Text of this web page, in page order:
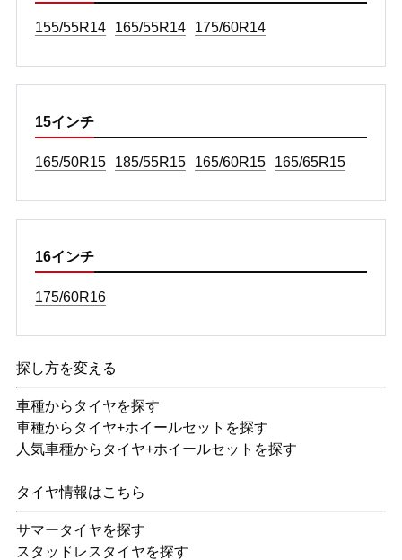
155/55R14 165/55R14 175/60R14
15インチ
165/50R15 185/55R15 165/60R15 165/65R15
16インチ
175/60R16
探し方を変える
車種からタイヤを探す
車種からタイヤ+ホイールセットを探す
人気車種からタイヤ+ホイールセットを探す
タイヤ情報はこちら
サマータイヤを探す
スタッドレスタイヤを探す